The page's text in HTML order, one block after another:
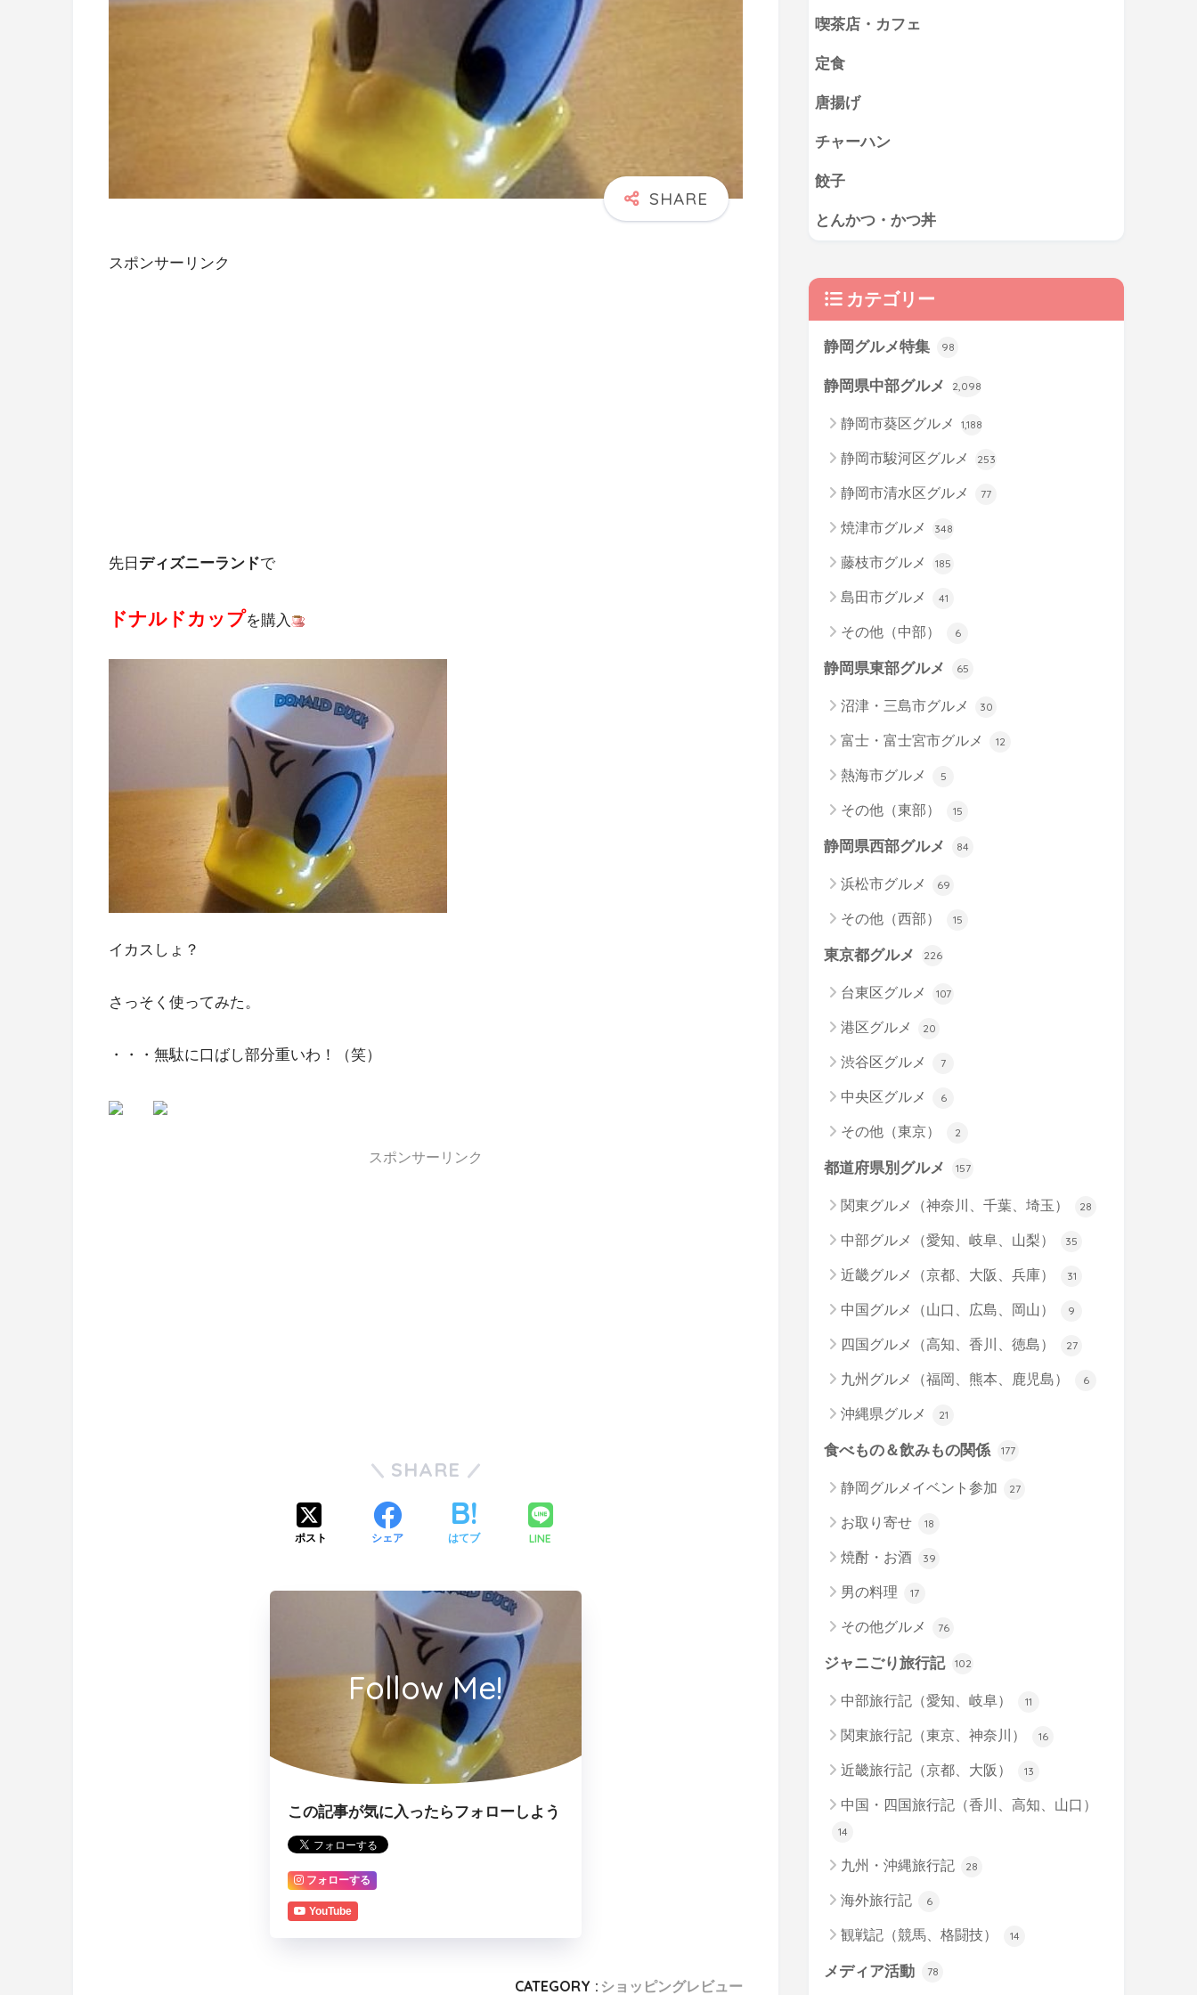
スポンサーリンク
先日 ディズニーランドで
ドナルドカップを購入
イカスしょ？
さっそく使ってみた。
・・・無駄に口ばし部分重いわ！（笑）
スポンサーリンク
SHARE
ポスト シェア はてブ LINE
Follow Me!
この記事が気に入ったらフォローしよう
フォローする
YouTube
CATEGORY : ショッピングレビュー
喫茶店・カフェ
定食
唐揚げ
チャーハン
餃子
とんかつ・かつ丼
カテゴリー
静岡グルメ特集 98
静岡県中部グルメ 2,098
静岡市葵区グルメ 1,188
静岡市駿河区グルメ 253
静岡市清水区グルメ 77
焼津市グルメ 348
藤枝市グルメ 185
島田市グルメ 41
その他（中部） 6
静岡県東部グルメ 65
沼津・三島市グルメ 30
富士・富士宮市グルメ 12
熱海市グルメ 5
その他（東部） 15
静岡県西部グルメ 84
浜松市グルメ 69
その他（西部） 15
東京都グルメ 226
台東区グルメ 107
港区グルメ 20
渋谷区グルメ 7
中央区グルメ 6
その他（東京） 2
都道府県別グルメ 157
関東グルメ（神奈川、千葉、埼玉） 28
中部グルメ（愛知、岐阜、山梨） 35
近畿グルメ（京都、大阪、兵庫） 31
中国グルメ（山口、広島、岡山） 9
四国グルメ（高知、香川、徳島） 27
九州グルメ（福岡、熊本、鹿児島） 6
沖縄県グルメ 21
食べもの＆飲みもの関係 177
静岡グルメイベント参加 27
お取り寄せ 18
焼酎・お酒 39
男の料理 17
その他グルメ 76
ジャニごり旅行記 102
中部旅行記（愛知、岐阜） 11
関東旅行記（東京、神奈川） 16
近畿旅行記（京都、大阪） 13
中国・四国旅行記（香川、高知、山口）
14
九州・沖縄旅行記 28
海外旅行記 6
観戦記（競馬、格闘技） 14
メディア活動 78